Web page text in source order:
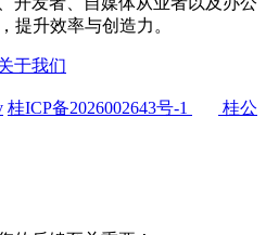
提升效率与创造力。
于我们
桂ICP备2026002643号-1
桂公